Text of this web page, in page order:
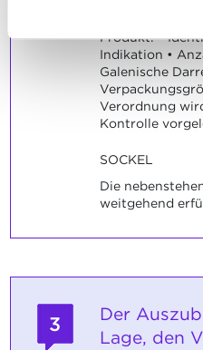
Produkt: •
Indikation •
Galenische
Verordnung
Kontrolle
SOCKEL
Die
weitgehend
3
Der
Lage, den